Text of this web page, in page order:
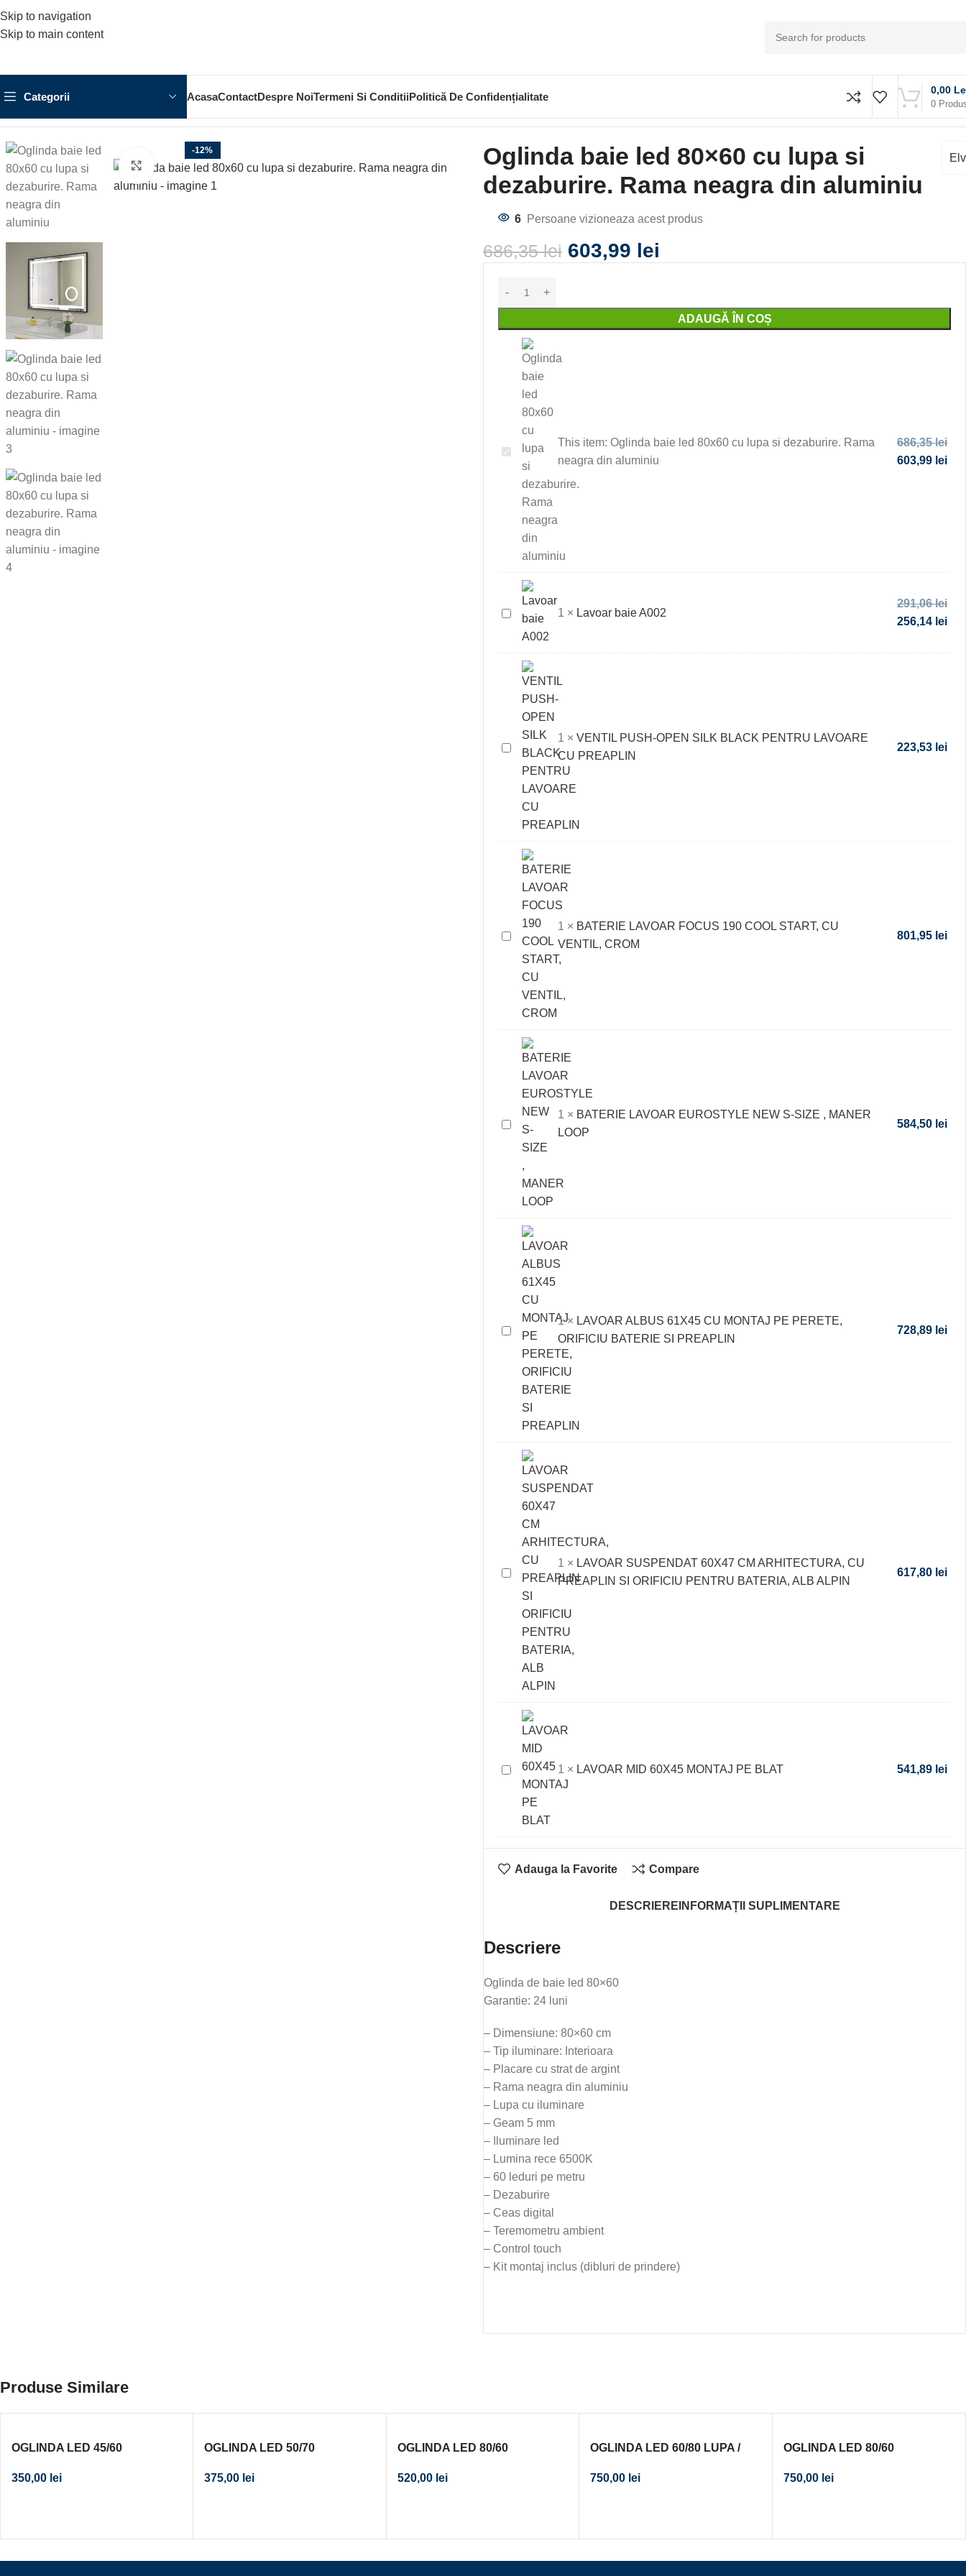
Skip to navigation
Skip to main content
Categorii AcasaContactDespre NoiTermeni Si ConditiiPolitică De Confidențialitate
0
0,00
-12%
Click to enlarge
Oglinda baie led 80×60 cu lupa si
dezaburire. Rama neagra din aluminiu
6 Persoane vizioneaza acest produs
686,35lei 603,99 lei
ADAUGĂ ÎN COȘ
Oglinda
baie
80x60
lupa
dezaburire.
Rama
neagra
This item: Oglinda baie led 80x60 cu lupa si dezaburire. Rama
neagra din aluminiu
686,35lei
603,99 lei
Lavoar
1 × Lavoar baie A002
291,06lei
256,14 lei
VENTIL
PUSH-
OPEN
SILK
BLACK
LAVOARE
PREAPLIN
1 × VENTIL PUSH-OPEN SILK BLACK PENTRU LAVOARE
CU PREAPLIN
223,53 lei
BATERIE
LAVOAR
FOCUS
COOL
VENTIL,
CROM
1 × BATERIE LAVOAR FOCUS 190 COOL START, CU
VENTIL, CROM
801,95 lei
BATERIE
LAVOAR
NEW
MANER
LOOP
1 × BATERIE LAVOAR EUROSTYLE NEW S-SIZE , MANER
LOOP
584,50 lei
LAVOAR
ALBUS
61X45
MONTAJ
ORIFICIU
BATERIE
PREAPLIN
1× LAVOAR ALBUS 61X45 CU MONTAJ PE PERETE,
ORIFICIU BATERIE SI PREAPLIN
728,89 lei
LAVOAR
SUSPENDAT
60X47
ARHITECTURA,
PREAPLIN
ORIFICIU
PENTRU
BATERIA,
ALB
ALPIN
1 × LAVOAR SUSPENDAT 60X47 CM ARHITECTURA, CU
PREAPLIN SI ORIFICIU PENTRU BATERIA, ALB ALPIN
617,80 lei
LAVOAR
60X45
MONTAJ
PE
1 × LAVOAR MID 60X45 MONTAJ PE BLAT 541,89 lei
Adauga la Favorite Compare
DESCRIERE INFORMAȚII SUPLIMENTARE
Descriere
Oglinda de baie led 80×60
Garantie: 24 luni
– Dimensiune: 80×60 cm
– Tip iluminare: Interioara
– Placare cu strat de argint
– Rama neagra din aluminiu
– Lupa cu iluminare
– Geam 5 mm
– Iluminare led
– Lumina rece 6500K
– 60 leduri pe metru
– Dezaburire
– Ceas digital
– Teremometru ambient
– Control touch
– Kit montaj inclus (dibluri de prindere)
Produse Similare
OGLINDA LED 45/60
350,00 lei
OGLINDA LED 50/70
375,00 lei
OGLINDA LED 80/60
520,00 lei
OGLINDA LED 60/80 LUPA /
750,00 lei
OGLINDA LED 80/60
750,00 lei